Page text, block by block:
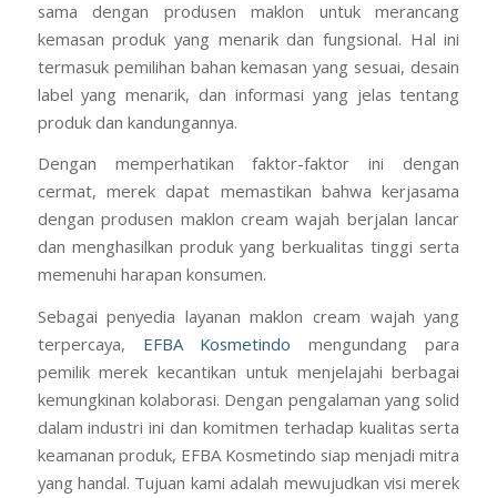
sama dengan produsen maklon untuk merancang
kemasan produk yang menarik dan fungsional. Hal ini
termasuk pemilihan bahan kemasan yang sesuai, desain
label yang menarik, dan informasi yang jelas tentang
produk dan kandungannya.
Dengan memperhatikan faktor-faktor ini dengan
cermat, merek dapat memastikan bahwa kerjasama
dengan produsen maklon cream wajah berjalan lancar
dan menghasilkan produk yang berkualitas tinggi serta
memenuhi harapan konsumen.
Sebagai penyedia layanan maklon cream wajah yang
terpercaya, EFBA Kosmetindo mengundang para
pemilik merek kecantikan untuk menjelajahi berbagai
kemungkinan kolaborasi. Dengan pengalaman yang solid
dalam industri ini dan komitmen terhadap kualitas serta
keamanan produk, EFBA Kosmetindo siap menjadi mitra
yang handal. Tujuan kami adalah mewujudkan visi merek